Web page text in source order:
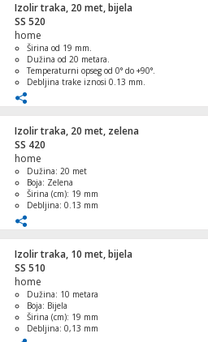
Izolir traka, 20 met, bijela
SS 520
home
Širina od 19 mm.
Dužina od 20 metara.
Temperaturni opseg od 0° do +90°.
Debljina trake iznosi 0.13 mm.
Izolir traka, 20 met, zelena
SS 420
home
Dužina: 20 met
Boja: Zelena
Širina (cm): 19 mm
Debljina: 0.13 mm
Izolir traka, 10 met, bijela
SS 510
home
Dužina: 10 metara
Boja: Bijela
Širina (cm): 19 mm
Debljina: 0,13 mm
Produžni
1.5met
Razvodna